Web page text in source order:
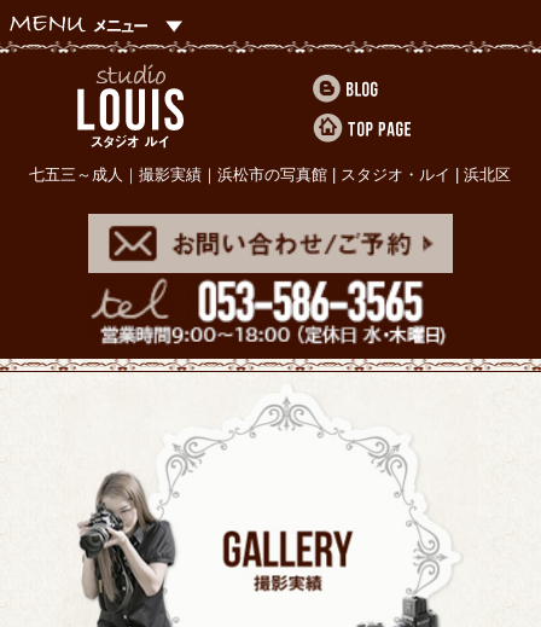
七五三～成人｜撮影実績｜浜松市の写真館 | スタジオ・ルイ | 浜北区